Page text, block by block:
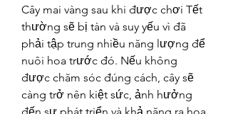
Cây mai vàng sau khi được chơi Tết
thường sẽ bị tàn và suy yếu vì đã
phải tập trung nhiều năng lượng để
nuôi hoa trước đó. Nếu không
được chăm sóc đúng cách, cây sẽ
càng trở nên kiệt sức, ảnh hưởng